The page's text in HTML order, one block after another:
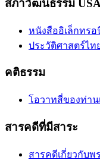
สภาวัฒนธรรม USA
หนังสืออิเล็กทรอ
ประวัติศาสตร์ไท
คติธรรม
โอวาทสี่ของท่าน
สารคดีที่มีสาระ
สารคดีเกี่ยวกับ